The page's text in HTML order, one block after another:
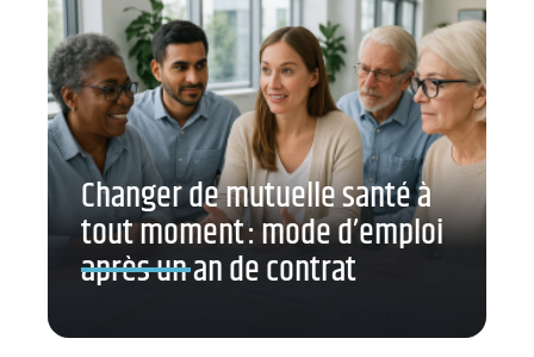
Changer de mutuelle santé à
tout moment : mode d’emploi
après un an de contrat